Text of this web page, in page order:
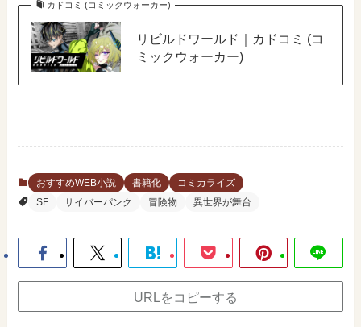
カドコミ (コミックウォーカー)
リビルドワールド｜カドコミ (コ
ミックウォーカー)
おすすめWEB小説 書籍化
コミカライズ
SF
サイバーパンク 冒険物 異世界が舞台
URLをコピーする